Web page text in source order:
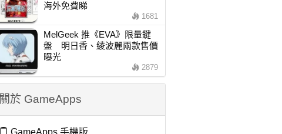
海外免費睇
1681
MelGeek 推《EVA》限量鍵
盤 明日香、綾波麗兩款售價
曝光
2879
關於 GameApps
GameApps 手機版